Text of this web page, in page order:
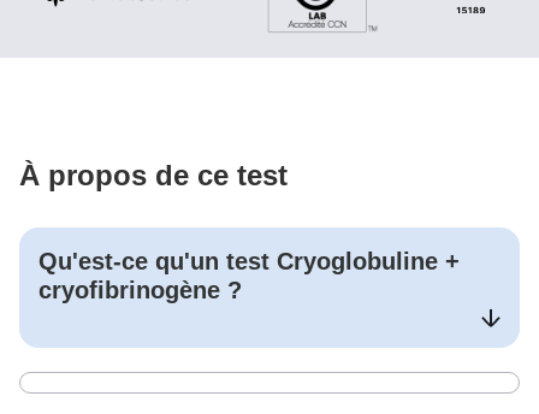
À propos de ce test
Qu'est-ce qu'un test Cryoglobuline +
cryofibrinogène ?